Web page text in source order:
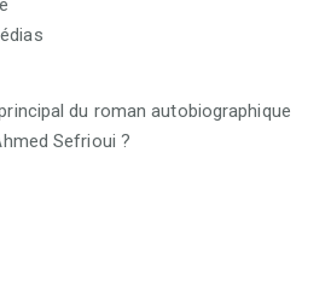
du roman autobiographique
Sefrioui ?